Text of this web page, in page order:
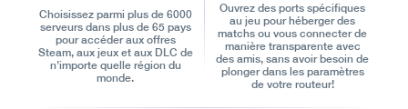
Choisissez parmi plus de 6000
serveurs dans plus de 65 pays
pour accéder aux offres
Steam, aux jeux et aux DLC de
n’importe quelle région du
monde.
Ouvrez des ports spécifiques
au jeu pour héberger des
matchs ou vous connecter de
manière transparente avec
des amis, sans avoir besoin de
plonger dans les paramètres
de votre routeur!